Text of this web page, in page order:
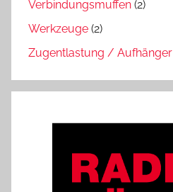
Verbindungsmuffen (2)
Werkzeuge (2)
Zugentlastung / Aufhänger